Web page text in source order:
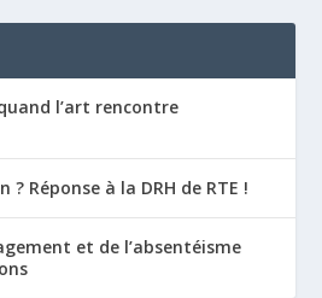
l’art rencontre
? Réponse à la DRH de RTE !
et de l’absentéisme